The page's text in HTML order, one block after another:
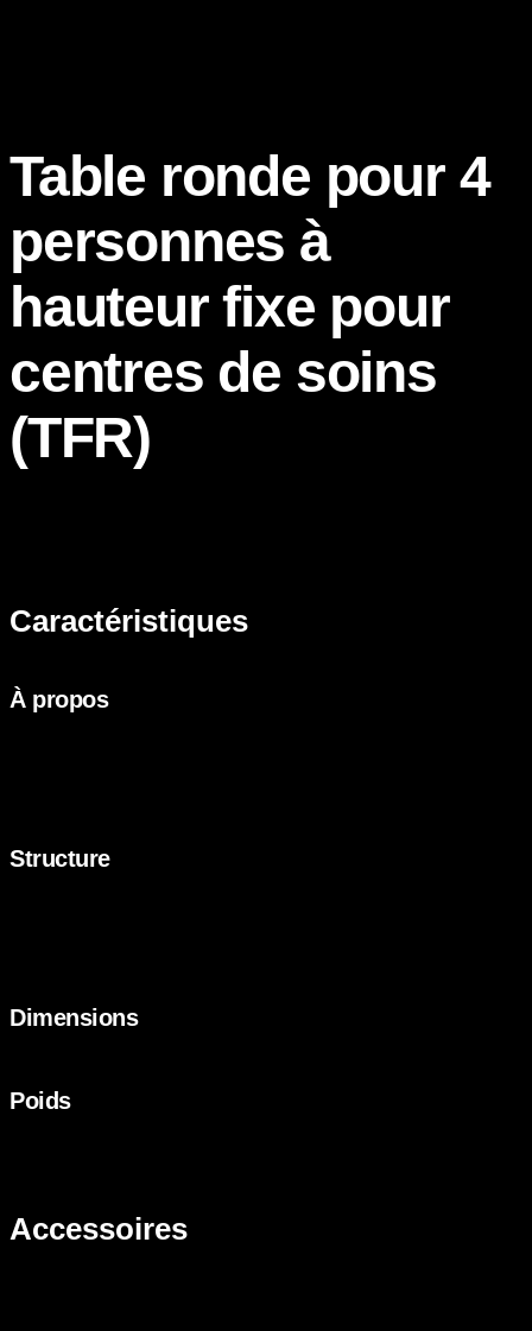
Table ronde pour 4
personnes à
hauteur fixe pour
centres de soins
(TFR)
Caractéristiques
À propos
Structure
Dimensions
Poids
Accessoires